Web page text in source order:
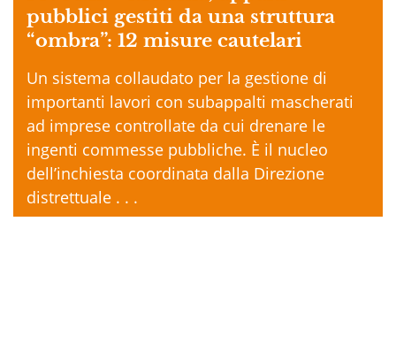
pubblici gestiti da una struttura
“ombra”: 12 misure cautelari
Un sistema collaudato per la gestione di
importanti lavori con subappalti mascherati
ad imprese controllate da cui drenare le
ingenti commesse pubbliche. È il nucleo
dell’inchiesta coordinata dalla Direzione
distrettuale . . .